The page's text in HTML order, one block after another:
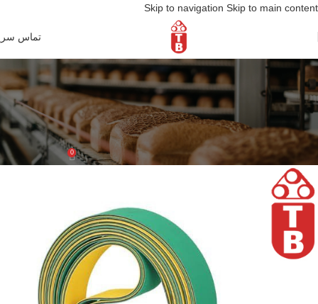
Skip to navigation Skip to main content
تماس
وبلاگ
خانه/ آخرین مطالب
آخرین مطالب
تسمه نساجی
tasmeh borna فعال سپتامبر 14, 2024 0